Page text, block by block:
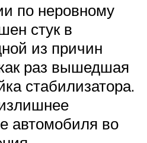
по неровному
стук в
из причин
раз вышедшая
стабилизатора.
автомобиля во